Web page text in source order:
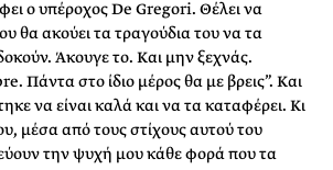
ο υπέροχος De Gregori. Θέλει να
θα ακούει τα τραγούδια του να τα
Άκουγε το. Και μην ξεχνάς.
Πάντα στο ίδιο μέρος θα με βρεις”. Και
να είναι καλά και να τα καταφέρει. Κι
μέσα από τους στίχους αυτού του
την ψυχή μου κάθε φορά που τα